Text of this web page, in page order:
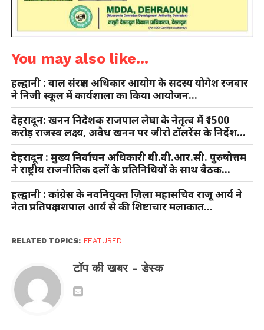
You may also like...
हल्द्वानी : बाल संरक्षण अधिकार आयोग के सदस्य योगेश रजवार
ने निजी स्कूल में कार्यशाला का किया आयोजन…
देहरादून: खनन निदेशक राजपाल लेघा के नेतृत्व में ₹1500
करोड़ राजस्व लक्ष्य, अवैध खनन पर जीरो टॉलरेंस के निर्देश…
देहरादून : मुख्य निर्वाचन अधिकारी बी.वी.आर.सी. पुरुषोत्तम
ने राष्ट्रीय राजनीतिक दलों के प्रतिनिधियों के साथ बैठक…
हल्द्वानी : कांग्रेस के नवनियुक्त ज़िला महासचिव राजू आर्य ने
नेता प्रतिपक्ष यशपाल आर्य से की शिष्टाचार मलाकात…
RELATED TOPICS: FEATURED
टॉप की खबर - डेस्क